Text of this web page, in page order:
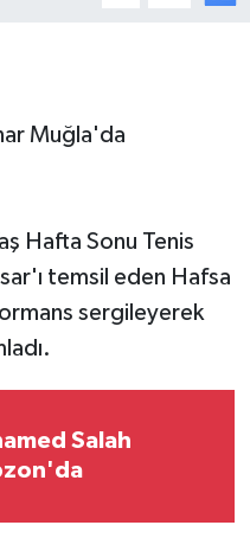
Muğla'da
Hafta Sonu Tenis
temsil eden Hafsa
sergileyerek
Salah